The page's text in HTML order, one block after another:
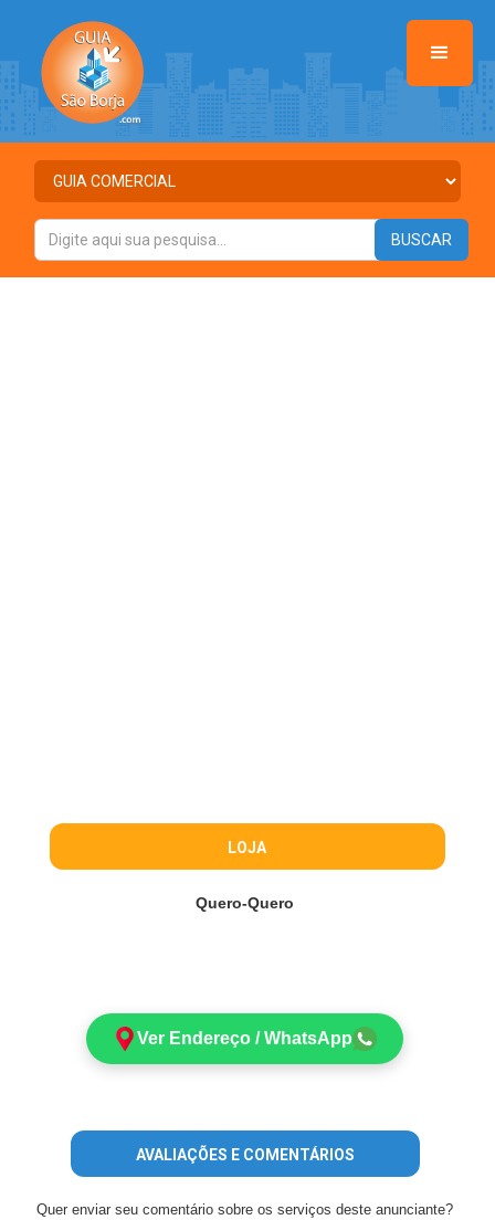
LOJA
Quero-Quero
Ver Endereço / WhatsApp
AVALIAÇÕES E COMENTÁRIOS
Quer enviar seu comentário sobre os serviços deste anunciante?